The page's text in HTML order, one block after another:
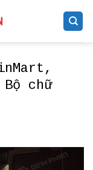
chữ